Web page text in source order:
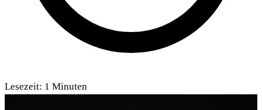
Lesezeit: 1 Minuten